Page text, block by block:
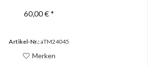
60,00 € *
Artikel-Nr.:aTM24045
Merken